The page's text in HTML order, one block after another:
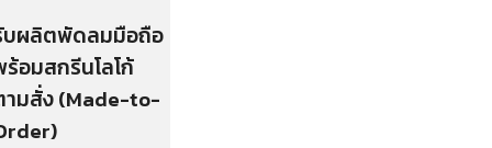
ผลิตพัดลมมือถือ
อมสกรีนโลโก้
มสั่ง (Made-to-